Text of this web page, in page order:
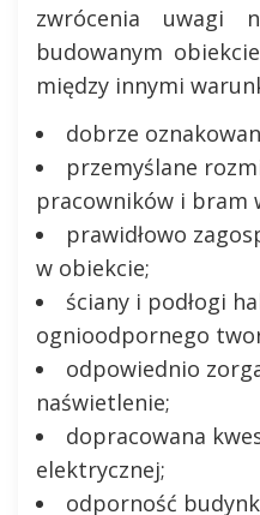
zwrócenia uwagi
budowanym
między innymi
dobrze
przemyślane
pracowników i bram
prawidłowo
w obiekcie;
ściany i podłogi
ognioodpornego
odpowiednio
naświetlenie;
dopracowana
elektrycznej;
odporność